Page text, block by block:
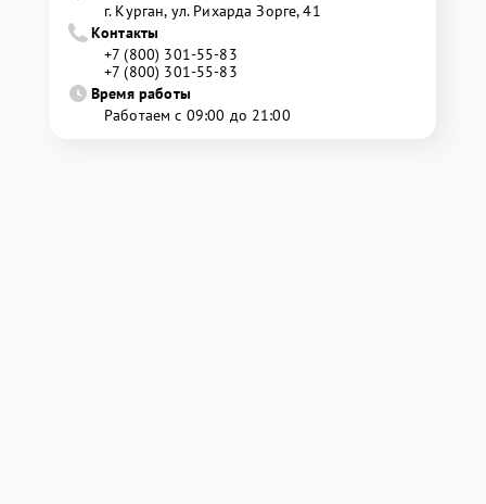
г. Курган, ул. Рихарда Зорге, 41
Контакты
+7 (800) 301-55-83
+7 (800) 301-55-83
Время работы
Работаем с 09:00 до 21:00